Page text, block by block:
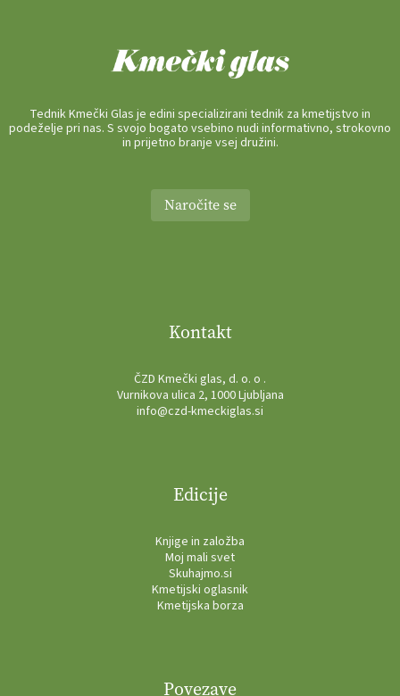
Tednik Kmečki Glas je edini specializirani tednik za kmetijstvo in
podeželje pri nas. S svojo bogato vsebino nudi informativno, strokovno
in prijetno branje vsej družini.
Naročite se
Kontakt
ČZD Kmečki glas, d. o. o .
Vurnikova ulica 2, 1000 Ljubljana
info@czd-kmeckiglas.si
Edicije
Knjige in založba
Moj mali svet
Skuhajmo.si
Kmetijski oglasnik
Kmetijska borza
Povezave